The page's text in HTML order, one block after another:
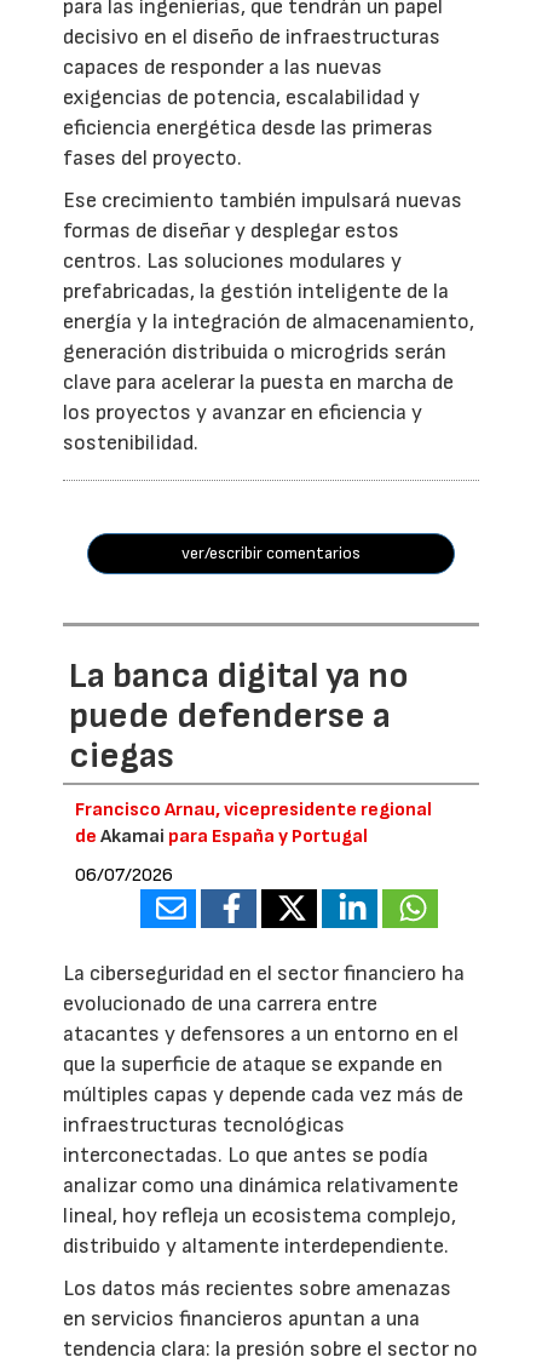
para las ingenierías, que tendrán un papel
decisivo en el diseño de infraestructuras
capaces de responder a las nuevas
exigencias de potencia, escalabilidad y
eficiencia energética desde las primeras
fases del proyecto.
Ese crecimiento también impulsará nuevas
formas de diseñar y desplegar estos
centros. Las soluciones modulares y
prefabricadas, la gestión inteligente de la
energía y la integración de almacenamiento,
generación distribuida o microgrids serán
clave para acelerar la puesta en marcha de
los proyectos y avanzar en eficiencia y
sostenibilidad.
ver/escribir comentarios
La banca digital ya no
puede defenderse a
ciegas
Francisco Arnau, vicepresidente regional
deAkamai para España y Portugal
06/07/2026
La ciberseguridad en el sector financiero ha
evolucionado de una carrera entre
atacantes y defensores a un entorno en el
que la superficie de ataque se expande en
múltiples capas y depende cada vez más de
infraestructuras tecnológicas
interconectadas. Lo que antes se podía
analizar como una dinámica relativamente
lineal, hoy refleja un ecosistema complejo,
distribuido y altamente interdependiente.
Los datos más recientes sobre amenazas
en servicios financieros apuntan a una
tendencia clara: la presión sobre el sector no